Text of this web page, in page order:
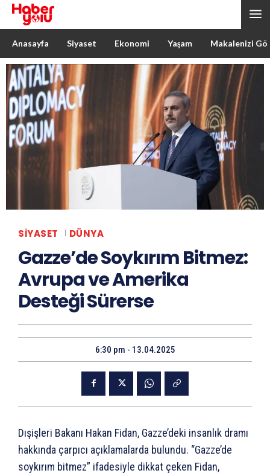
Anasayfa Siyaset Ekonomi Yaşam Makalenizi
SIYASET DÜNYA
Gazze’de Soykırım Bitmez:
Avrupa ve Amerika
Desteği Sürerse
6:30 pm - 13.04.2025
Dışişleri Bakanı Hakan Fidan, Gazze’deki insanlık dramı
hakkında çarpıcı açıklamalarda bulundu. “Gazze’de
soykırım bitmez” ifadesiyle dikkat çeken Fidan,